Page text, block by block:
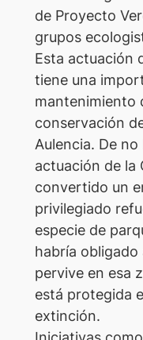
de Proyecto
grupos
Esta actuación
tiene una
mantenimiento
conservación
Aulencia. De
actuación de la
convertido un
privilegiado
especie de
habría obligado
pervive en esa
está protegida
extinción.